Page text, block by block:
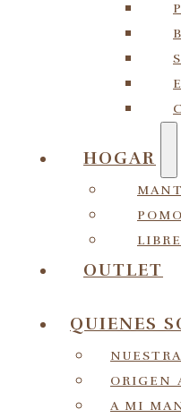
HOGAR
OUTLET
QUIENES
ORIGEN
A MI